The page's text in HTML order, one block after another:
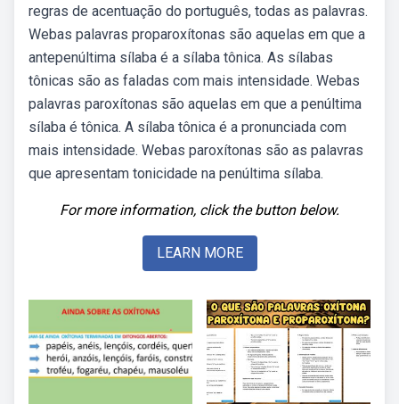
regras de acentuação do português, todas as palavras.
Webas palavras proparoxítonas são aquelas em que a
antepenúltima sílaba é a sílaba tônica. As sílabas
tônicas são as faladas com mais intensidade. Webas
palavras paroxítonas são aquelas em que a penúltima
sílaba é tônica. A sílaba tônica é a pronunciada com
mais intensidade. Webas paroxítonas são as palavras
que apresentam tonicidade na penúltima sílaba.
For more information, click the button below.
LEARN MORE